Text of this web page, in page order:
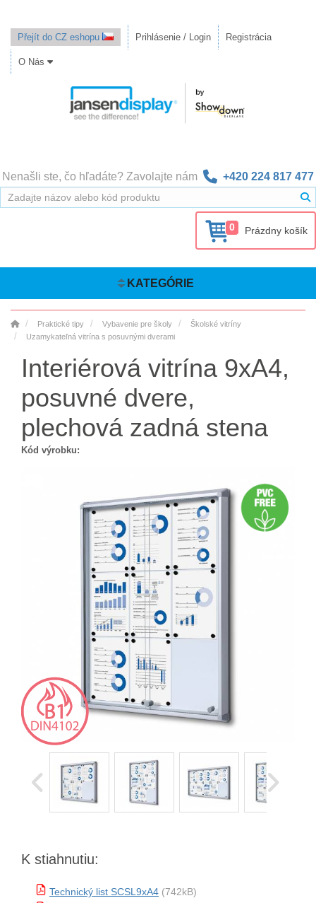
Přejít do CZ eshopu Prihlásenie / Login Registrácia
O Nás
Nenašli ste, čo hľadáte? Zavolajte nám +420 224 817 477
0 Prázdny košík
KATEGÓRIE
Praktické tipy Vybavenie pre školy
Školské vitríny
Uzamykateľná vitrína s posuvnými dverami
Interiérová vitrína 9xA4,
posuvné dvere,
plechová zadná stena
Kód výrobku:
K stiahnutiu:
Technický list SCSL9xA4 (742kB)